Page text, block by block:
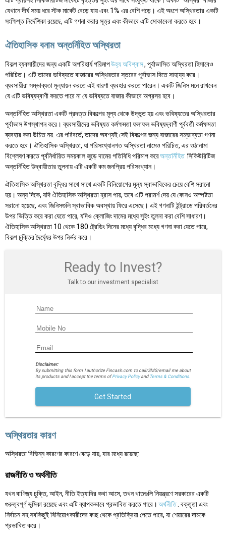
যেখানে দীর্ঘ সময় ধরে স্টক মার্কেট বেড়ে যায় এবং 1% এর বেশি পড়ে। এই অংশে অস্থিরতার একটি
সংক্ষিপ্ত নির্দেশিকা রয়েছে, এটি গণনা করার সূত্র এবং কীভাবে এটি মোকাবেলা করতে হবে।
ঐতিহাসিক বনাম অন্তর্নিহিত অস্থিরতা
বিকল্প ব্যবসায়ীদের জন্য একটি অপরিহার্য পরিমাপউহ্য অবিশ্বাস, পূর্বাভাসিত অস্থিরতা হিসাবেও
পরিচিত। এটি তাদের ভবিষ্যতে বাজারের অস্থিরতার স্তরের পূর্বাভাস দিতে সাহায্য করে।
ব্যবসায়ীরা সম্ভাব্যতা মূল্যায়ন করতে এই ধারণা ব্যবহার করতে পারেন। একটি জিনিস মনে রাখবেন
যে এটি ভবিষ্যদ্বাণী করতে পারে না যে ভবিষ্যতে বাজার কীভাবে অগ্রসর হবে।
অন্তর্নিহিত অস্থিরতা একটি প্রদত্ত বিকল্পের মূল্য থেকে উদ্ভূত হয় এবং ভবিষ্যতের অস্থিরতার
পূর্বাভাস উপস্থাপন করে। ব্যবসায়ীদের ভবিষ্যত কর্মক্ষমতা ফলাফল ভবিষ্যদ্বাণী পূর্ববর্তী কর্মক্ষমতা
ব্যবহার করা উচিত নয়. এর পরিবর্তে, তাদের অবশ্যই সেই বিকল্পের জন্য বাজারের সম্ভাব্যতা গণনা
করতে হবে। ঐতিহাসিক অস্থিরতা, যা পরিসংখ্যানগত অস্থিরতা নামেও পরিচিত, এর ওঠানামা
বিশ্লেষণ করতে পূর্বনির্ধারিত সময়কাল জুড়ে দামের গতিবিধি পরিমাপ করেঅন্তর্নিহিত সিকিউরিটিজ
অন্তর্নিহিত উদ্বায়ীতার তুলনায় এটি একটি কম জনপ্রিয় পরিসংখ্যান।
ঐতিহাসিক অস্থিরতা বৃদ্ধির সাথে সাথে একটি বিনিয়োগের মূল্য স্বাভাবিকের চেয়ে বেশি সরানো
হয়। অন্য দিকে, যদি ঐতিহাসিক অস্থিরতা হ্রাস পায়, তবে এটি পরামর্শ দেয় যে কোনও অস্পষ্টতা
সরানো হয়েছে, এবং জিনিসগুলি স্বাভাবিক অবস্থায় ফিরে এসেছে। এই গণনাটি ইন্ট্রাডে পরিবর্তনের
উপর ভিত্তি করে করা যেতে পারে, যদিও ক্লোজিং দামের মধ্যে সুইং তুলনা করা বেশি সাধারণ।
ঐতিহাসিক অস্থিরতা 10 থেকে 180 ট্রেডিং দিনের মধ্যে বৃদ্ধির মধ্যে গণনা করা যেতে পারে,
বিকল্প চুক্তির দৈর্ঘ্যের উপর নির্ভর করে।
Ready to Invest?
Talk to our investment specialist
Disclaimer:
By submitting this form I authorize Fincash.com to call/SMS/email me about
its products and I accept the terms ofPrivacy Policyand Terms & Conditions.
Get Started
অস্থিরতার কারণ
অস্থিরতা বিভিন্ন কারণের কারণে বেড়ে যায়, যার মধ্যে রয়েছে:
রাজনীতি ও অর্থনীতি
যখন বাণিজ্য চুক্তি, আইন, নীতি ইত্যাদির কথা আসে, তখন খাতগুলি নিয়ন্ত্রণে সরকারের একটি
গুরুত্বপূর্ণ ভূমিকা রয়েছে এবং এটি ব্যাপকভাবে প্রভাবিত করতে পারে। অর্থনীতি. বক্তৃতা এবং
নির্বাচন সহ সবকিছুই বিনিয়োগকারীদের কাছ থেকে প্রতিক্রিয়া পেতে পারে, যা শেয়ারের দামকে
প্রভাবিত করে।